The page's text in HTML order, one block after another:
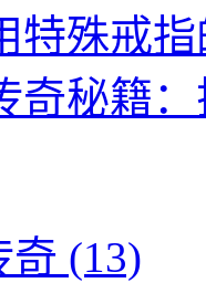
特殊戒
奇秘籍
奇 (13)